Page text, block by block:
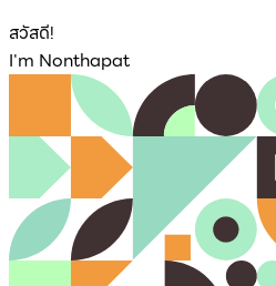
สวัสดี!
I'm Nonthapat